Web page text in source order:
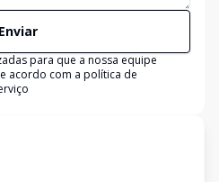
Enviar
para que a nossa equipe
acordo com a política de